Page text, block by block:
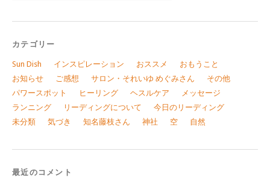
カテゴリー
Sun Dish インスピレーション おススメ
おもうこと
お知らせ
ご感想 サロン・それいゆ めぐみさん
その他
パワースポット
ヒーリング ヘスルケア
メッセージ
ランニング
リーディングについて
今日のリーディング
未分類
気づき 知名藤枝さん 神社 空 自然
最近のコメント